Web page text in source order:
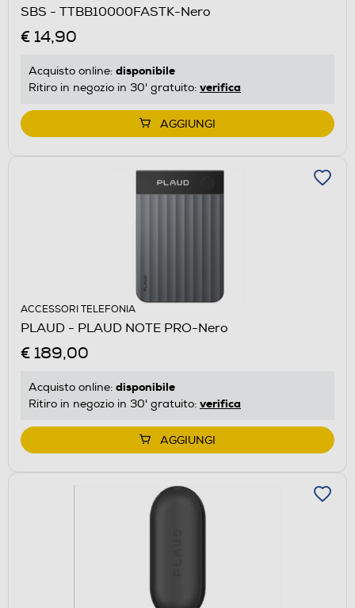
SBS - TTBB10000FASTK-Nero
€ 14,90
Acquisto online: disponibile
Ritiro in negozio in 30' gratuito: verifica
AGGIUNGI
ACCESSORI TELEFONIA
PLAUD - PLAUD NOTE PRO-Nero
€ 189,00
Acquisto online: disponibile
Ritiro in negozio in 30' gratuito: verifica
AGGIUNGI